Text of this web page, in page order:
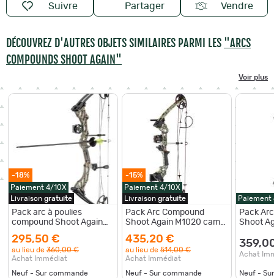
Suivre Partager Vendre
DÉCOUVREZ D'AUTRES OBJETS SIMILAIRES PARMI LES "ARCS
COMPOUNDS SHOOT AGAIN"
Voir plus
-18%
Paiement 4/10X
Livraison gratuite
Pack arc à poulies
compound Shoot Again
295,50 €
au lieu de 360,00 €
Achat Immédiat
Neuf - Sur commande
-15%
Paiement 4/10X
Livraison gratuite
Pack Arc Compound
Shoot Again M1020 camo
accessoires
435,20 €
au lieu de 514,00 €
Achat Immédiat
Neuf - Sur commande
Paiement
Pack
Shoot
Achat
Neuf -